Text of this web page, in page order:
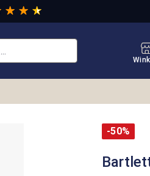
-50%